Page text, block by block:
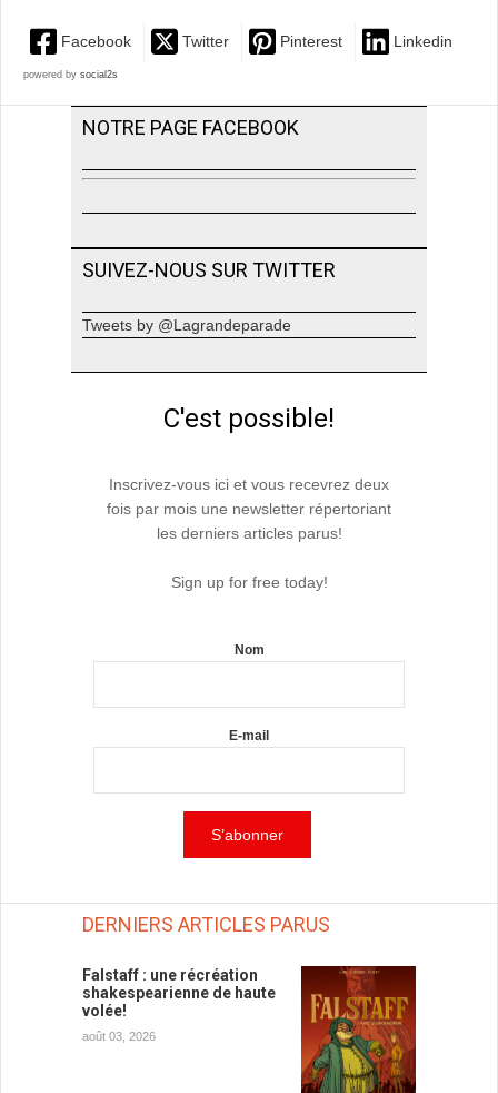
Facebook Twitter Pinterest Linkedin
powered by social2s
NOTRE PAGE FACEBOOK
SUIVEZ-NOUS SUR TWITTER
Tweets by @Lagrandeparade
C'est possible!
Inscrivez-vous ici et vous recevrez deux
fois par mois une newsletter répertoriant
les derniers articles parus!
Sign up for free today!
Nom
E-mail
DERNIERS ARTICLES PARUS
Falstaff : une récréation
shakespearienne de haute
volée!
août 03, 2026